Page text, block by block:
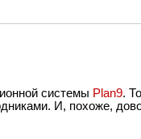
системы Plan9.
И, похоже,